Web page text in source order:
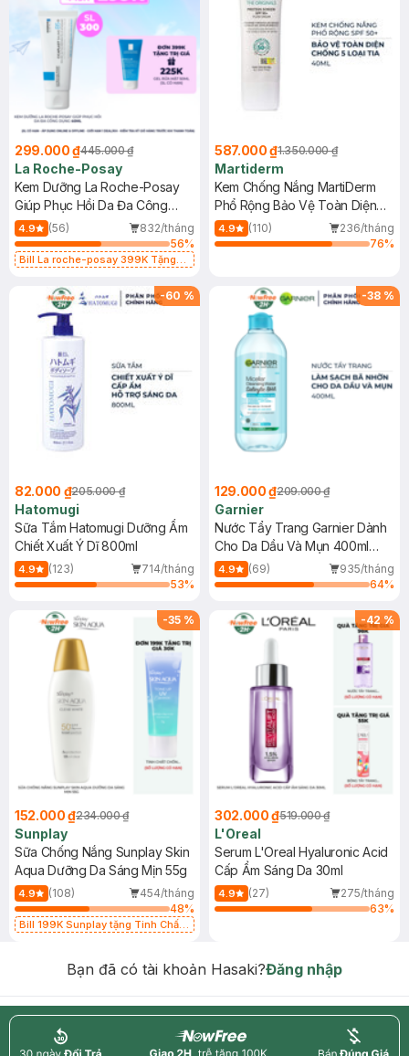
299.000 ₫445.000 ₫
La Roche-Posay
Kem Dưỡng La Roche-Posay
Giúp Phục Hồi Da Đa Công
Dụng 40ml
4.9 (56)
832/tháng
56%
Bill La roche-posay 399K Tặng
(SL có hạn)
587.000 ₫1.350.000 ₫
Martiderm
Kem Chống Nắng MartiDerm
Phổ Rộng Bảo Vệ Toàn Diện
40ml
4.9 (110)
236/tháng
76%
-60 %
82.000 ₫205.000 ₫
Hatomugi
Sữa Tắm Hatomugi Dưỡng Ẩm
Chiết Xuất Ý Dĩ 800ml
4.9 (123)
714/tháng
53%
-38 %
129.000 ₫209.000 ₫
Garnier
Nước Tẩy Trang Garnier Dành
Cho Da Dầu Và Mụn 400ml
(Mới)
4.9 (69)
935/tháng
64%
-35 %
152.000 ₫234.000 ₫
Sunplay
Sữa Chống Nắng Sunplay Skin
Aqua Dưỡng Da Sáng Mịn 55g
4.9 (108)
454/tháng
48%
Bill 199K Sunplay tặng Tinh Chất
-42 %
302.000 ₫519.000 ₫
L'Oreal
Serum L'Oreal Hyaluronic Acid
Cấp Ẩm Sáng Da 30ml
4.9 (27)
275/tháng
63%
Bạn đã có tài khoản Hasaki?Đăng nhập